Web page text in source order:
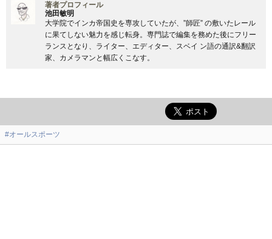
著者プロフィール
池田敏明
大学院でインカ帝国史を専攻していたが、”師匠” の敷いたレール
に果てしない魅力を感じ転身。専門誌で編集を務めた後にフリー
ランスとなり、ライター、エディター、スベイ ン語の通訳&翻訳
家、カメラマンと幅広くこなす。
#オールスポーツ